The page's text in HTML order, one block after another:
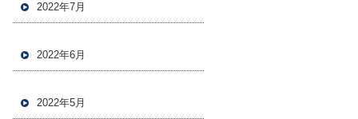
2022年7月
2022年6月
2022年5月